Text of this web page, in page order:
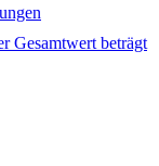
Gesamtwert beträgt